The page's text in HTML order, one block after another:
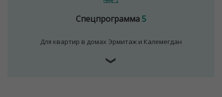
Спецпрограмма5
Для квартир в домах Эрмитаж и Калемегдан
❯